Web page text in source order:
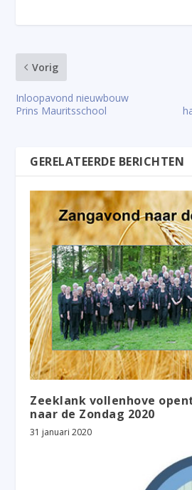
Vorig
Inloopavond nieuwbouw
Prins Mauritsschool
GERELATEERDE BERICHTEN
Zeeklank vollenhove
naar de Zondag 2020
31 januari 2020